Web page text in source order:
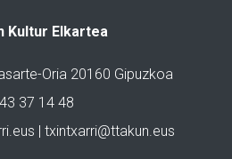
Kultur Elkartea
Oria 20160 Gipuzkoa
37 14 48
| txintxarri@ttakun.eus